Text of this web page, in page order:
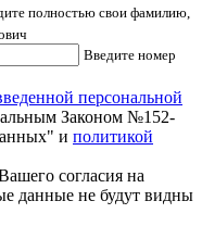
полностью свои фамилию,
Введите номер
персональной
Законом №152-
и политикой
согласия на
данные не будут видны